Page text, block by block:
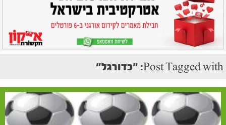
Post Tagged with: "כדורגל"